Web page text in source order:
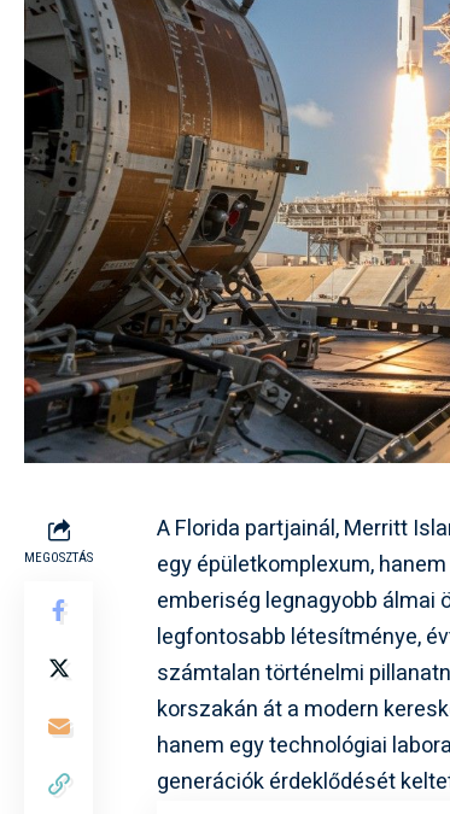
MEGOSZTÁS
A Florida partjainál, Merritt
egy épületkomplexum,
emberiség legnagyobb álmai
legfontosabb létesítménye,
számtalan történelmi
korszakán át a modern
hanem egy technológiai
generációk érdeklődését